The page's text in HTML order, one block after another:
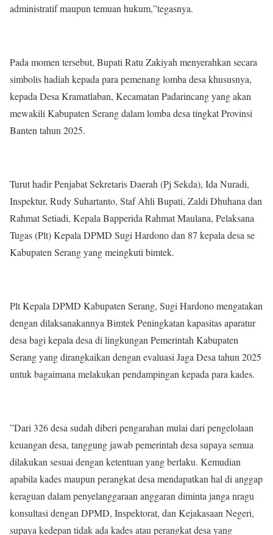
administratif maupun temuan hukum,”tegasnya.
Pada momen tersebut, Bupati Ratu Zakiyah menyerahkan secara
simbolis hadiah kepada para pemenang lomba desa khususnya,
kepada Desa Kramatlaban, Kecamatan Padarincang yang akan
mewakili Kabupaten Serang dalam lomba desa tingkat Provinsi
Banten tahun 2025.
Turut hadir Penjabat Sekretaris Daerah (Pj Sekda), Ida Nuradi,
Inspektur, Rudy Suhartanto, Staf Ahli Bupati, Zaldi Dhuhana dan
Rahmat Setiadi, Kepala Bapperida Rahmat Maulana, Pelaksana
Tugas (Plt) Kepala DPMD Sugi Hardono dan 87 kepala desa se
Kabupaten Serang yang meingkuti bimtek.
Plt Kepala DPMD Kabupaten Serang, Sugi Hardono mengatakan
dengan dilaksanakannya Bimtek Peningkatan kapasitas aparatur
desa bagi kepala desa di lingkungan Pemerintah Kabupaten
Serang yang dirangkaikan dengan evaluasi Jaga Desa tahun 2025
untuk bagaimana melakukan pendampingan kepada para kades.
”Dari 326 desa sudah diberi pengarahan mulai dari pengelolaan
keuangan desa, tanggung jawab pemerintah desa supaya semua
dilakukan sesuai dengan ketentuan yang berlaku. Kemudian
apabila kades maupun perangkat desa mendapatkan hal di anggap
keraguan dalam penyelanggaraan anggaran diminta janga nragu
konsultasi dengan DPMD, Inspektorat, dan Kejakasaan Negeri,
supaya kedepan tidak ada kades atau perangkat desa yang